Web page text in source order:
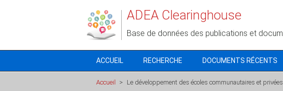
ADEA Clearinghouse
Base de données des publications et
ACCUEIL RECHERCHE DOCUMENTS RÉCENTS
Accueil > Le développement des écoles communautaires et privées